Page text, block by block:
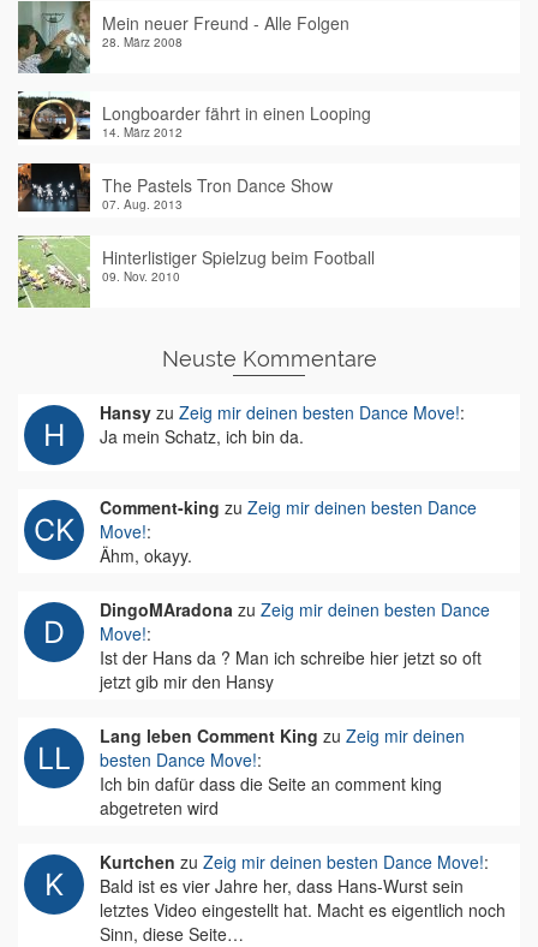
Mein neuer Freund - Alle Folgen
28. März 2008
Longboarder fährt in einen Looping
14. März 2012
The Pastels Tron Dance Show
07. Aug. 2013
Hinterlistiger Spielzug beim Football
09. Nov. 2010
Neuste Kommentare
Hansy zu Zeig mir deinen besten Dance Move!:
Ja mein Schatz, ich bin da.
Comment-king zu Zeig mir deinen besten Dance
Move!:
Ähm, okayy.
DingoMAradona zu Zeig mir deinen besten Dance
Move!:
Ist der Hans da ? Man ich schreibe hier jetzt so oft
jetzt gib mir den Hansy
Lang leben Comment King zu Zeig mir deinen
besten Dance Move!:
Ich bin dafür dass die Seite an comment king
abgetreten wird
Kurtchen zu Zeig mir deinen besten Dance Move!:
Bald ist es vier Jahre her, dass Hans-Wurst sein
letztes Video eingestellt hat. Macht es eigentlich noch
Sinn, diese Seite…